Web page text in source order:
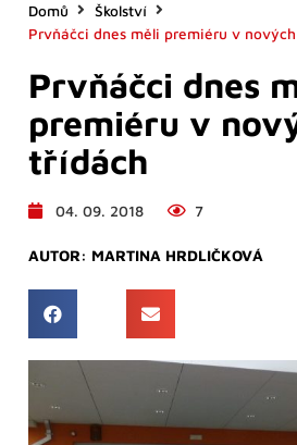
Domů
Školství
Prvňáčci dnes měli premiéru v
Prvňáčci dnes
premiéru v
třídách
04. 09. 2018 7
AUTOR: MARTINA HRDLIČKOVÁ